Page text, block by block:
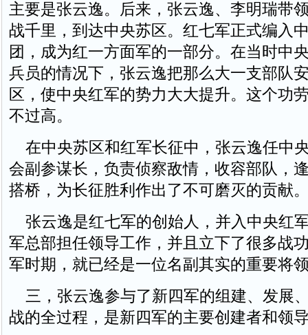
主要是张云逸。后来，张云逸、李明瑞带
战千里，到达中央苏区。红七军正式编入
团，成为红一方面军的一部分。在当时中
兵员的情况下，张云逸把那么大一支部队
区，使中央红军的势力大大提升。这个功
不过高。
在中央苏区和红军长征中，张云逸任中
会副参谋长，负责侦察敌情，收容部队，
搭桥，为长征胜利作出了不可磨灭的贡献
张云逸是红七军的创始人，并入中央红
军总部担任领导工作，并且立下了很多战
军时期，就已经是一位名副其实的重要将
三，张云逸参与了新四军的组建、发展
战的全过程，是新四军的主要创建者和领